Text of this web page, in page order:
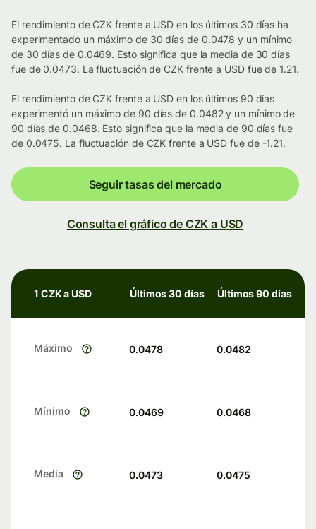
El rendimiento de CZK frente a USD en los últimos 30 días ha
experimentado un máximo de 30 días de 0.0478 y un mínimo
de 30 días de 0.0469. Esto significa que la media de 30 días
fue de 0.0473. La fluctuación de CZK frente a USD fue de 1.21.
El rendimiento de CZK frente a USD en los últimos 90 días
experimentó un máximo de 90 días de 0.0482 y un mínimo de
90 días de 0.0468. Esto significa que la media de 90 días fue
de 0.0475. La fluctuación de CZK frente a USD fue de -1.21.
Seguir tasas del mercado
Consulta el gráfico de CZK a USD
1 CZK a USD Últimos 30 días Últimos 90 días
Máximo 0.0478 0.0482
Mínimo 0.0469 0.0468
Media 0.0473 0.0475